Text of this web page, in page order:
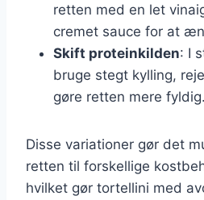
retten med en let
cremet sauce for at
Skift proteinkilden: I
bruge stegt kylling,
gøre retten mere fyldig.
Disse variationer gør det
retten til forskellige
hvilket gør tortellini med